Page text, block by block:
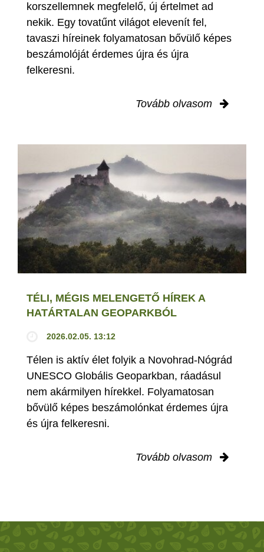
korszellemnek megfelelő, új értelmet ad
nekik. Egy tovatűnt világot elevenít fel,
tavaszi híreinek folyamatosan bővülő képes
beszámolóját érdemes újra és újra
felkeresni.
Tovább olvasom
TÉLI, MÉGIS MELENGETŐ HÍREK A
HATÁRTALAN GEOPARKBÓL
2026.02.05. 13:12
Télen is aktív élet folyik a Novohrad-Nógrád
UNESCO Globális Geoparkban, ráadásul
nem akármilyen hírekkel. Folyamatosan
bővülő képes beszámolónkat érdemes újra
és újra felkeresni.
Tovább olvasom